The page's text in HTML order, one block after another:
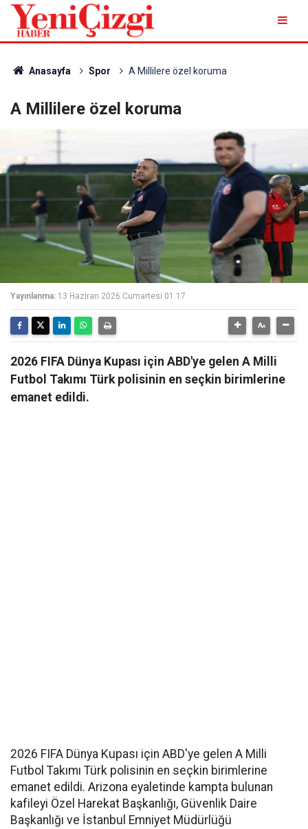
Anasayfa Spor A Millilere özel koruma
A Millilere özel koruma
Yayınlanma: 13 Haziran 2026 Cumartesi 01:17
2026 FIFA Dünya Kupası için ABD'ye gelen A Milli
Futbol Takımı Türk polisinin en seçkin birimlerine
emanet edildi.
2026 FIFA Dünya Kupası için ABD'ye gelen A Milli
Futbol Takımı Türk polisinin en seçkin birimlerine
emanet edildi. Arizona eyaletinde kampta bulunan
kafileyi Özel Harekat Başkanlığı, Güvenlik Daire
Başkanlığı ve İstanbul Emniyet Müdürlüğü